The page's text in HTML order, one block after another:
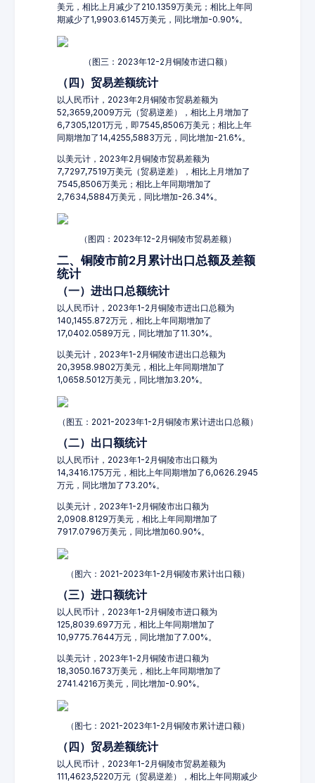
美元，相比上月减少了210.1359万美元；相比上年同
期减少了1,9903.6145万美元，同比增加-0.90%。
（图三：2023年12-2月铜陵市进口额）
（四）贸易差额统计
以人民币计，2023年2月铜陵市贸易差额为
52,3659,2009万元（贸易逆差），相比上月增加了
6,7305,1201万元，即7545,8506万美元；相比上年
同期增加了14,4255,5883万元，同比增加-21.6%。
以美元计，2023年2月铜陵市贸易差额为
7,7297,7519万美元（贸易逆差），相比上月增加了
7545,8506万美元；相比上年同期增加了
2,7634,5884万美元，同比增加-26.34%。
（图四：2023年12-2月铜陵市贸易差额）
二、铜陵市前2月累计出口总额及差额
统计
（一）进出口总额统计
以人民币计，2023年1-2月铜陵市进出口总额为
140,1455.872万元，相比上年同期增加了
17,0402.0589万元，同比增加了11.30%。
以美元计，2023年1-2月铜陵市进出口总额为
20,3958.9802万美元，相比上年同期增加了
1,0658.5012万美元，同比增加3.20%。
（图五：2021-2023年1-2月铜陵市累计进出口总额）
（二）出口额统计
以人民币计，2023年1-2月铜陵市出口额为
14,3416.175万元，相比上年同期增加了6,0626.2945
万元，同比增加了73.20%。
以美元计，2023年1-2月铜陵市出口额为
2,0908.8129万美元，相比上年同期增加了
7917.0796万美元，同比增加60.90%。
（图六：2021-2023年1-2月铜陵市累计出口额）
（三）进口额统计
以人民币计，2023年1-2月铜陵市进口额为
125,8039.697万元，相比上年同期增加了
10,9775.7644万元，同比增加了7.00%。
以美元计，2023年1-2月铜陵市进口额为
18,3050.1673万美元，相比上年同期增加了
2741.4216万美元，同比增加-0.90%。
（图七：2021-2023年1-2月铜陵市累计进口额）
（四）贸易差额统计
以人民币计，2023年1-2月铜陵市贸易差额为
111,4623,5220万元（贸易逆差），相比上年同期减少